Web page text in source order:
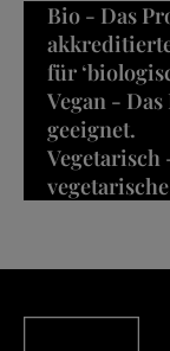
Bio - Das
für
Vegan -
geeignet.